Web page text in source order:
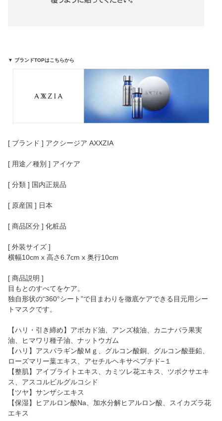
▼ ブランドTOPはこちらから
[ ブランド ] アクシージア AXXZIA
[ 用途／種別 ] アイケア
[ 分類 ] 国内正規品
[ 原産国 ] 日本
[ 商品区分 ] 化粧品
[ 外装サイズ ]
横幅10cm x 高さ6.7cm x 奥行10cm
[ 商品説明 ]
目もとのすべてをケア。
独自形状の“360°シート”で目まわりを徹底ケアできる目元用シー
トマスクです。
【ハリ・引き締め】アボカド油、アンズ核油、カニナバラ果実
油、ヒマワリ種子油、ナットウガム
【ハリ】アスパラギン酸Ｍｇ、グルコン酸銅、グルコン酸亜鉛、
ローズマリー葉エキス、アセチルヘキサペプチド−１
【整肌】アイブライトエキス、カミツレ花エキス、ツボクサエキ
ス、アスコルビルグルコシド
【ツヤ】サンザシエキス
【保湿】ヒアルロン酸Na、加水分解ヒアルロン酸、スイカズラ花
エキス